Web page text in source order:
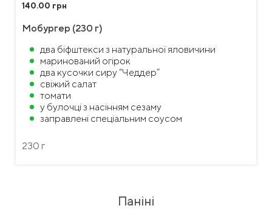
140.00 грн
Мобургер (230 г)
два біфштекси з натуральної яловичини
маринований огірок
два кусочки сиру “Чеддер”
свіжий салат
томати
у булочці з насінням сезаму
заправлені спеціальним соусом
230 г
Паніні